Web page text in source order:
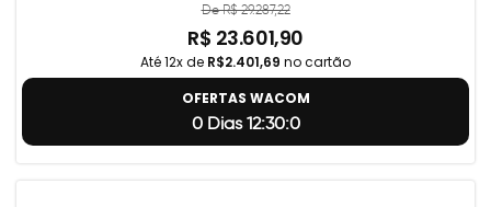
De R$ 29.287,22
R$ 23.601,90
Até 12x de R$2.401,69 no cartão
OFERTAS WACOM
0 Dias 12:29:59